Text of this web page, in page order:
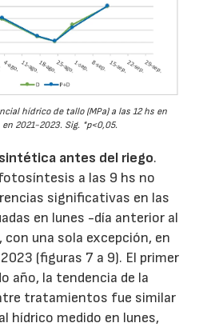
hídrico de tallo (MPa) a las 12 hs en
en 2021-2023. Sig. *p<0,05.
antes del riego.
a las 9 hs no
significativas en las
en lunes -día anterior al
una sola excepción, en
(figuras 7 a 9). El primer
año, la tendencia de la
tratamientos fue similar
hídrico medido en lunes,